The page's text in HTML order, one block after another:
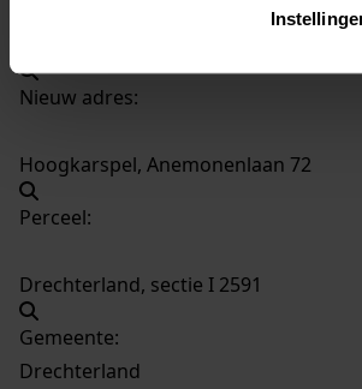
Nieuw adres:
Hoogkarspel, Anemonenlaan 72
Perceel:
Drechterland, sectie I 2591
Gemeente:
Drechterland